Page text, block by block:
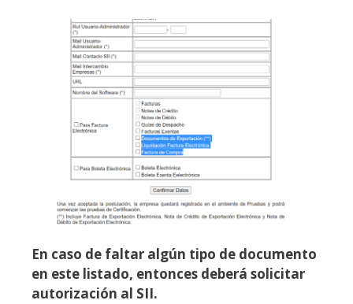
En caso de faltar algún tipo de documento
en este listado, entonces deberá solicitar
autorización al SII.